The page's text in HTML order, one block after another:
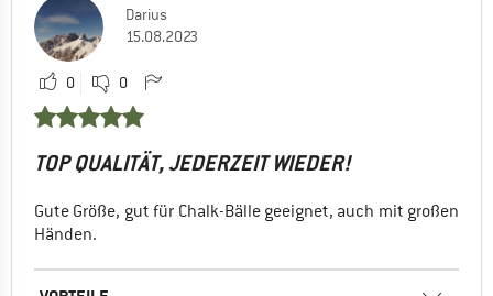
Darius
15.08.2023
0 0
TOP QUALITÄT, JEDERZEIT WIEDER!
Gute Größe, gut für Chalk-Bälle geeignet, auch mit großen
Händen.